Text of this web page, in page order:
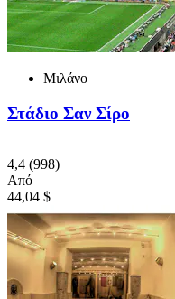
Μιλάνο
Στάδιο Σαν Σίρο
4,4 (998)
Από
44,04 $